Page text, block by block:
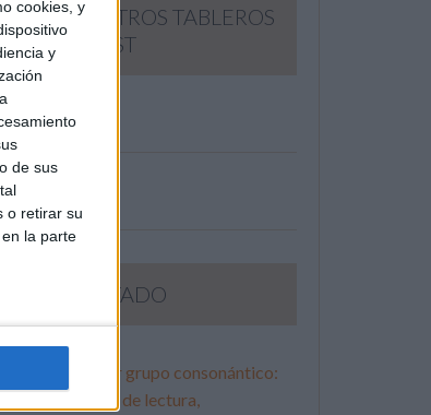
cookies, y
y
de sus
o retirar su
la parte
NUESTROS TABLEROS
PINTEREST
LO MÁS VISITADO
Primer grupo consonántico:
Fichas de lectura,